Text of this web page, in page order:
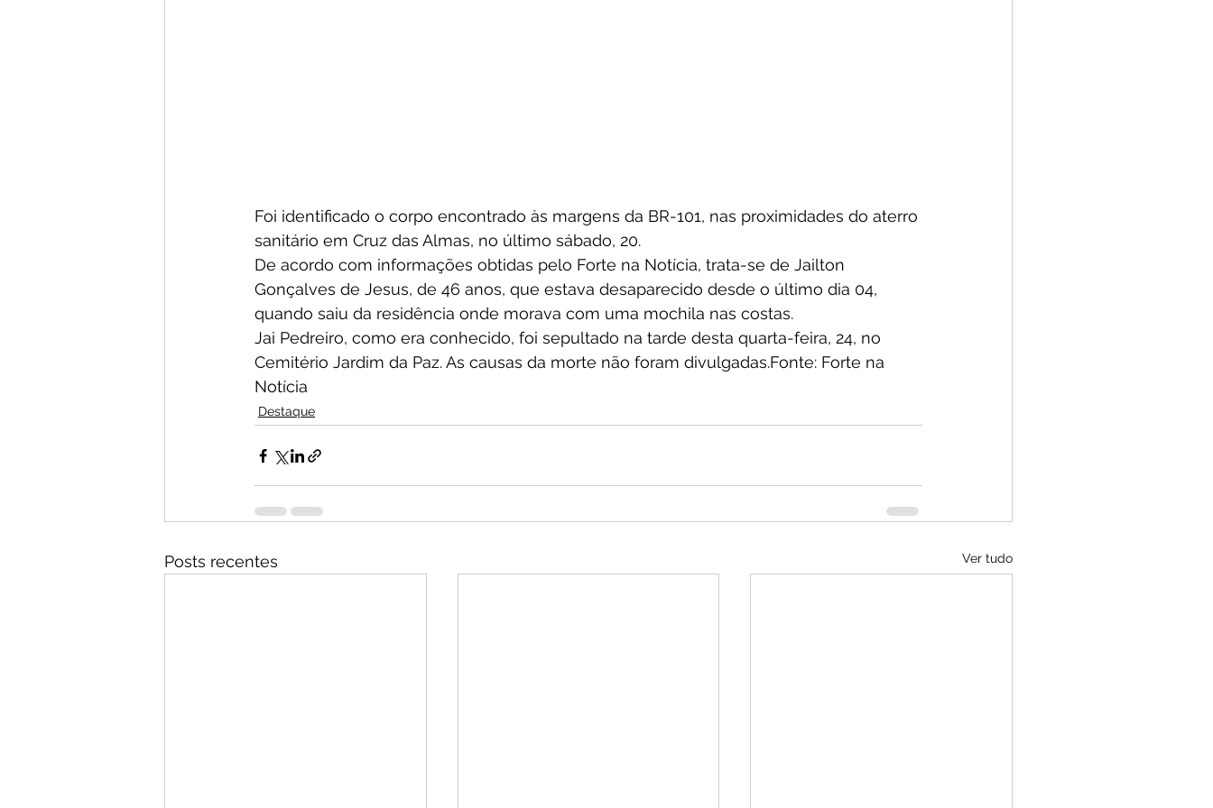
Foi identificado o corpo encontrado às margens da BR-101, nas proximidades do aterro
sanitário em Cruz das Almas, no último sábado, 20.
De acordo com informações obtidas pelo Forte na Notícia, trata-se de Jailton
Gonçalves de Jesus, de 46 anos, que estava desaparecido desde o último dia 04,
quando saiu da residência onde morava com uma mochila nas costas.
Jai Pedreiro, como era conhecido, foi sepultado na tarde desta quarta-feira, 24, no
Cemitério Jardim da Paz. As causas da morte não foram divulgadas.Fonte: Forte na
Notícia
Destaque
Posts recentes Ver tudo